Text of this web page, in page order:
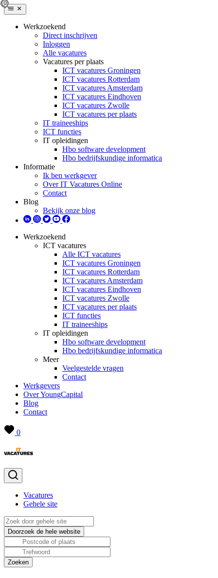
Werkzoekend
Direct inschrijven
Inloggen
Alle vacatures
Vacatures per plaats
ICT vacatures Groningen
ICT vacatures Rotterdam
ICT vacatures Amsterdam
ICT vacatures Eindhoven
ICT vacatures Zwolle
ICT vacatures per plaats
IT traineeships
ICT functies
IT opleidingen
Hbo software development
Hbo bedrijfskundige informatica
Informatie
Ik ben werkgever
Over IT Vacatures Online
Contact
Blog
Bekijk onze blog
Werkzoekend
ICT vacatures
Alle ICT vacatures
ICT vacatures Groningen
ICT vacatures Rotterdam
ICT vacatures Amsterdam
ICT vacatures Eindhoven
ICT vacatures Zwolle
ICT vacatures per plaats
ICT functies
IT traineeships
IT opleidingen
Hbo software development
Hbo bedrijfskundige informatica
Meer
Veelgestelde vragen
Contact
Werkgevers
Over YoungCapital
Blog
Contact
0
Vacatures
Gehele site